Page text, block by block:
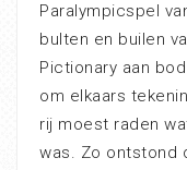
Paralympicspel
bulten en builen
Pictionary aan
om elkaars
rij moest raden
was. Zo ontstond